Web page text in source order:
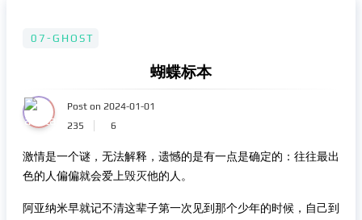
07-GHOST
蝴蝶标本
Post on 2024-01-01
235
6
激情是一个谜，无法解释，遗憾的是有一点是确定的：往往最出
色的人偏偏就会爱上毁灭他的人。
阿亚纳米早就记不清这辈子第一次见到那个少年的时候，自己到